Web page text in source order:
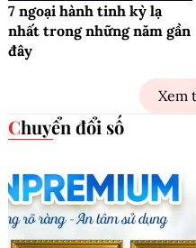
7 ngoại hành tinh kỳ lạ
nhất trong những năm gần
đây
Xem
Chuyển đổi số